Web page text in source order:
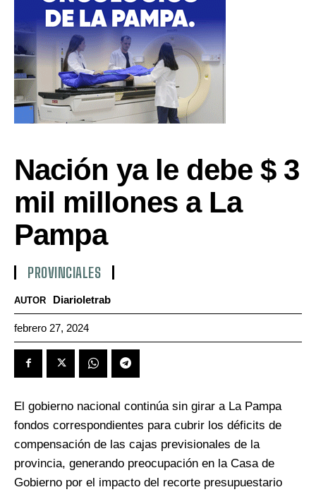
Nación ya le debe $ 3
mil millones a La
Pampa
PROVINCIALES
AUTOR Diarioletrab
febrero 27, 2024
El gobierno nacional continúa sin girar a La Pampa
fondos correspondientes para cubrir los déficits de
compensación de las cajas previsionales de la
provincia, generando preocupación en la Casa de
Gobierno por el impacto del recorte presupuestario